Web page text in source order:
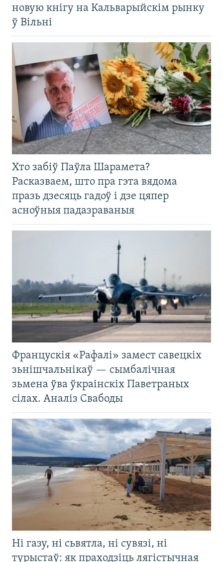
новую кнігу на Кальварыйскім рынку
ў Вільні
Хто забіў Паўла Шарамета?
Расказваем, што пра гэта вядома
празь дзесяць гадоў і дзе цяпер
асноўныя падазраваныя
Францускія «Рафалі» замест савецкіх
зьнішчальнікаў — сымбалічная
зьмена ўва ўкраінскіх Паветраных
сілах. Аналіз Свабоды
Ні газу, ні сьвятла, ні сувязі, ні
турыстаў: як праходзіць лягістычная